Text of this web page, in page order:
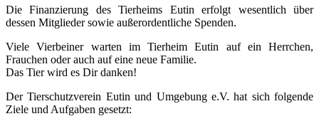
Die Finanzierung des Tierheims Eutin erfolgt wesentlich über
dessen Mitglieder sowie außerordentliche Spenden.
Viele Vierbeiner warten im Tierheim Eutin auf ein Herrchen,
Frauchen oder auch auf eine neue Familie.
Das Tier wird es Dir danken!
Der Tierschutzverein Eutin und Umgebung e.V. hat sich folgende
Ziele und Aufgaben gesetzt: